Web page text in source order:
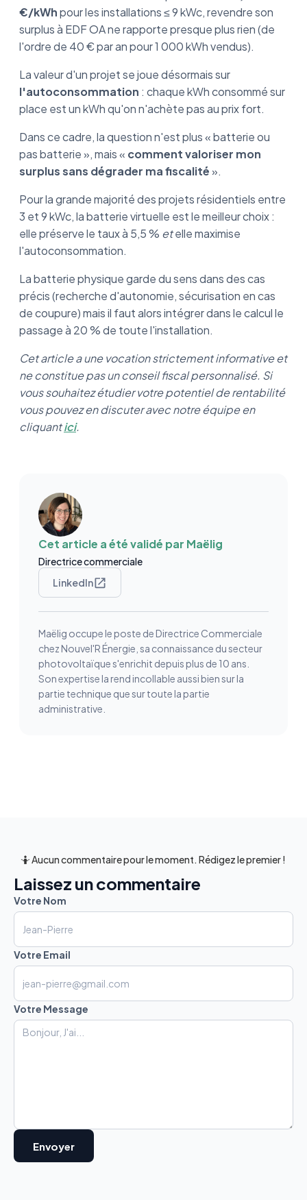
€/kWhpour les installations ≤ 9 kWc, revendre son
surplus à EDF OA ne rapporte presque plus rien (de
l'ordre de 40 € par an pour 1 000 kWh vendus).
La valeur d'un projet se joue désormais sur
l'autoconsommation : chaque kWh consommé sur
place est un kWh qu'on n'achète pas au prix fort.
Dans ce cadre, la question n'est plus « batterie ou
pas batterie », mais « comment valoriser mon
surplus sans dégrader ma fiscalité».
Pour la grande majorité des projets résidentiels entre
3 et 9 kWc, la batterie virtuelle est le meilleur choix :
elle préserve le taux à 5,5 % etelle maximise
l'autoconsommation.
La batterie physique garde du sens dans des cas
précis (recherche d'autonomie, sécurisation en cas
de coupure) mais il faut alors intégrer dans le calcul le
passage à 20 % de toute l'installation.
Cet article a une vocation strictement informative et
ne constitue pas un conseil fiscal personnalisé. Si
vous souhaitez étudier votre potentiel de rentabilité
vous pouvez en discuter avec notre équipe en
cliquantici.
Cet article a été validé par Maëlig
Directrice commerciale
LinkedIn
Maëlig occupe le poste de Directrice Commerciale
chez Nouvel'R Énergie, sa connaissance du secteur
photovoltaïque s'enrichit depuis plus de 10 ans.
Son expertise la rend incollable aussi bien sur la
partie technique que sur toute la partie
administrative.
🤷 Aucun commentaire pour le moment. Rédigez le premier !
Laissez un commentaire
Votre Nom
Votre Email
Votre Message